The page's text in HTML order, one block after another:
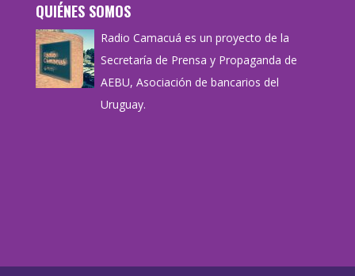
QUIÉNES SOMOS
Radio Camacuá es un proyecto de la
Secretaría de Prensa y Propaganda de
AEBU, Asociación de bancarios del
Uruguay.